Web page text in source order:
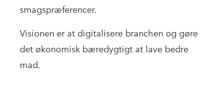
smagspræferencer.
Visionen er at digitalisere branchen og gøre
det økonomisk bæredygtigt at lave bedre
mad.